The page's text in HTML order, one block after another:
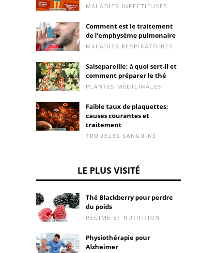
MALADIES INFECTIEUSES
Comment est le traitement
de l'emphysème pulmonaire
MALADIES RESPIRATOIRES
Salsepareille: à quoi sert-il et
comment préparer le thé
PLANTES MÉDICINALES
Faible taux de plaquettes:
causes courantes et
traitement
TROUBLES SANGUINS
LE PLUS VISITÉ
Thé Blackberry pour perdre
du poids
RÉGIME ET NUTRITION
Physiothérapie pour
Alzheimer